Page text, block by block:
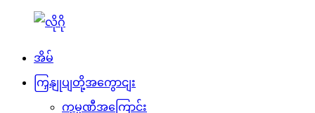
အိမ်
ကြှနျုပျတို့အကွောငျး
ကုမ္ပဏီအကြောင်း